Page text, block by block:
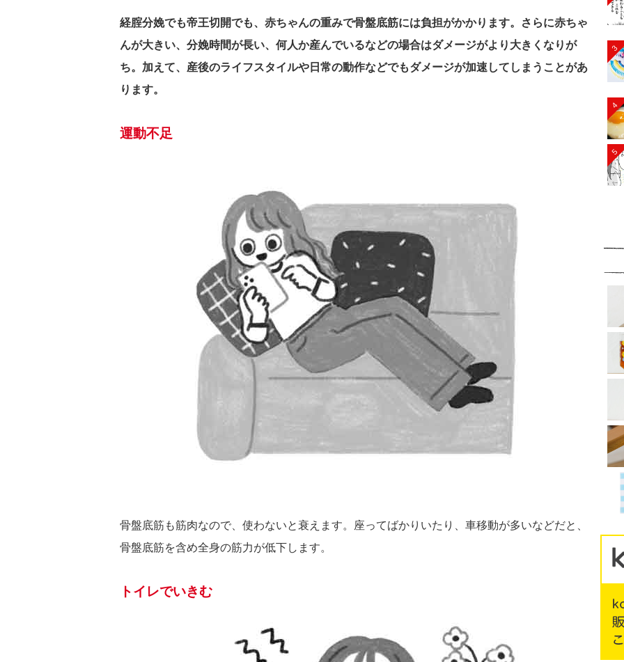
経腟分娩でも帝王切開でも、赤ちゃんの重みで骨盤底筋には負担がかかります。さらに赤ちゃ
んが大きい、分娩時間が長い、何人か産んでいるなどの場合はダメージがより大きくなりが
ち。加えて、産後のライフスタイルや日常の動作などでもダメージが加速してしまうことがあ
ります。
運動不足
骨盤底筋も筋肉なので、使わないと衰えます。座ってばかりいたり、車移動が多いなどだと、
骨盤底筋を含め全身の筋力が低下します。
トイレでいきむ
3
4
5